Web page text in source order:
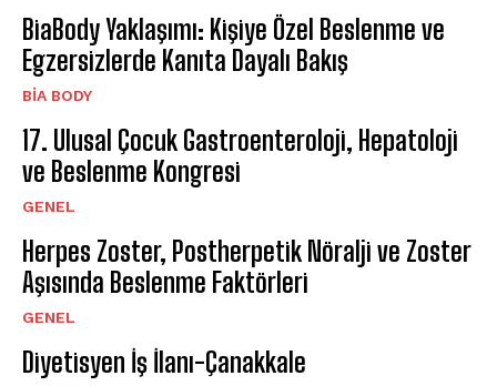
BiaBody Yaklaşımı: Kişiye Özel Beslenme ve
Egzersizlerde Kanıta Dayalı Bakış
BIA BODY
17. Ulusal Çocuk Gastroenteroloji, Hepatoloji
ve Beslenme Kongresi
GENEL
Herpes Zoster, Postherpetik Nöralji ve Zoster
Aşısında Beslenme Faktörleri
GENEL
Diyetisyen İş İlanı-Çanakkale